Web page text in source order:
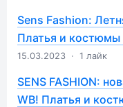
Sens Fashion:
Платья и костюмы
15.03.2023 · 1 лайк
SENS FASHION:
WB! Платья и